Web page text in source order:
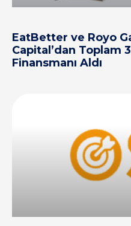
EatBetter ve Royo
Capital’dan Toplam
Finansmanı Aldı